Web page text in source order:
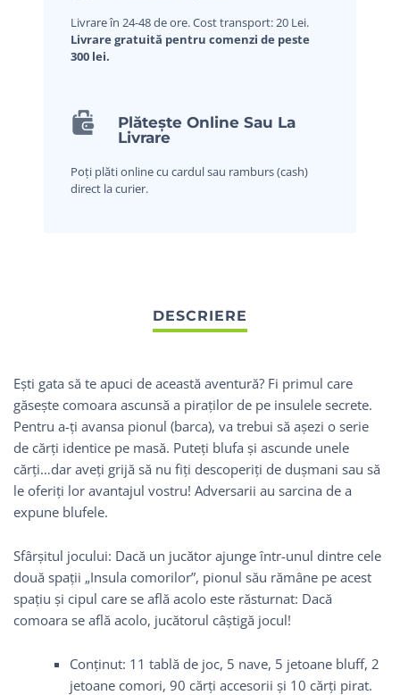
Livrare în 24-48 de ore. Cost transport: 20 Lei.
Livrare gratuită pentru comenzi de peste
300 lei.
Plătește Online Sau La
Livrare
Poți plăti online cu cardul sau ramburs (cash)
direct la curier.
Ești gata să te apuci de această aventură? Fi primul care
găsește comoara ascunsă a piraților de pe insulele secrete.
Pentru a-ți avansa pionul (barca), va trebui să așezi o serie
de cărți identice pe masă. Puteți blufa și ascunde unele
cărți…dar aveți grijă să nu fiți descoperiți de dușmani sau să
le oferiți lor avantajul vostru! Adversarii au sarcina de a
expune blufele.
Sfârșitul jocului: Dacă un jucător ajunge într-unul dintre cele
două spații „Insula comorilor”, pionul său rămâne pe acest
spațiu și cipul care se află acolo este răsturnat: Dacă
comoara se află acolo, jucătorul câștigă jocul!
Conținut: 11 tablă de joc, 5 nave, 5 jetoane bluff, 2
jetoane comori, 90 cărți accesorii și 10 cărți pirat.